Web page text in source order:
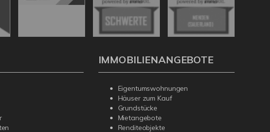
IMMOBILIENANGEBOTE
Eigentumswohnungen
Häuser zum Kauf
Grundstücke
Mietangebote
Renditeobjekte